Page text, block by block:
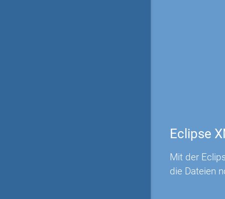
Eclipse
Mit der
die Dateien